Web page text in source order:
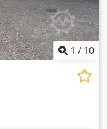
1 / 10